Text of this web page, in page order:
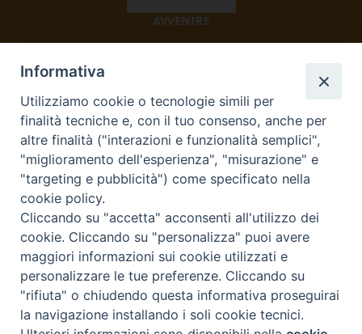
AVVENIRE
TV 2000
Diocesi di Ivrea
Curia Vescovile Piazza Castello, 3 10015 Ivrea (To) Tel.
0125.641138 Fax 0125.40296 segreteriacuria@diocesivrea.it
Informativa
Utilizziamo cookie o tecnologie simili per
finalità tecniche e, con il tuo consenso, anche per
altre finalità ("interazioni e funzionalità semplici",
"miglioramento dell'esperienza", "misurazione" e
"targeting e pubblicità") come specificato nella
cookie policy.
Cliccando su "accetta" acconsenti all'utilizzo dei
cookie. Cliccando su "personalizza" puoi avere
maggiori informazioni sui cookie utilizzati e
personalizzare le tue preferenze. Cliccando su
"rifiuta" o chiudendo questa informativa proseguirai
la navigazione installando i soli cookie tecnici.